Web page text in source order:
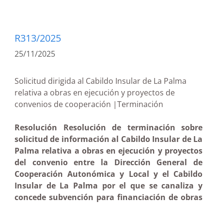
R313/2025
25/11/2025
Solicitud dirigida al Cabildo Insular de La Palma
relativa a obras en ejecución y proyectos de
convenios de cooperación |Terminación
Resolución Resolución de terminación sobre
solicitud de información al Cabildo Insular de La
Palma relativa a obras en ejecución y proyectos
del convenio entre la Dirección General de
Cooperación Autonómica y Local y el Cabildo
Insular de La Palma por el que se canaliza y
concede subvención para financiación de obras